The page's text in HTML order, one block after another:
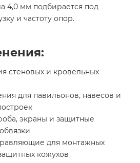
4,0 мм подбирается под
и частоту опор.
стеновых и кровельных
для павильонов, навесов и
экраны и защитные
для монтажных
кожухов